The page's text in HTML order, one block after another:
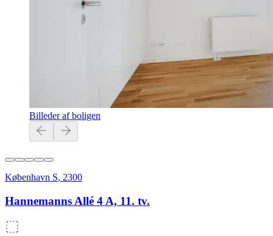
Billeder af boligen
København S, 2300
Hannemanns Allé 4 A, 11. tv.